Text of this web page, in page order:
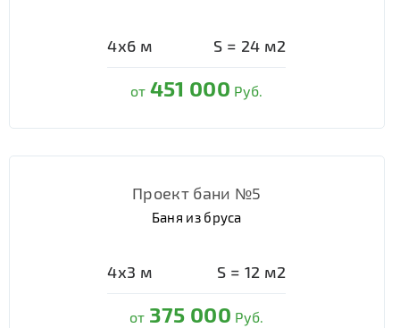
4х6 м S = 24 м2
от 451 000 Руб.
Проект бани №5
Баня из бруса
4х3 м S = 12 м2
от 375 000 Руб.